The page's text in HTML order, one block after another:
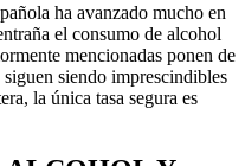
ha avanzado mucho en
el consumo de alcohol
mencionadas ponen de
siendo imprescindibles
la única tasa segura es